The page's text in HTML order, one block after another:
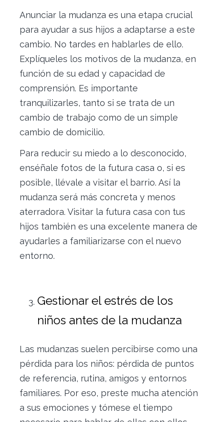
Anunciar la mudanza es una etapa crucial
para ayudar a sus hijos a adaptarse a este
cambio. No tardes en hablarles de ello.
Explíqueles los motivos de la mudanza, en
función de su edad y capacidad de
comprensión. Es importante
tranquilizarles, tanto si se trata de un
cambio de trabajo como de un simple
cambio de domicilio.
Para reducir su miedo a lo desconocido,
enséñale fotos de la futura casa o, si es
posible, llévale a visitar el barrio. Así la
mudanza será más concreta y menos
aterradora. Visitar la futura casa con tus
hijos también es una excelente manera de
ayudarles a familiarizarse con el nuevo
entorno.
Gestionar el estrés de los
niños antes de la mudanza
Las mudanzas suelen percibirse como una
pérdida para los niños: pérdida de puntos
de referencia, rutina, amigos y entornos
familiares. Por eso, preste mucha atención
a sus emociones y tómese el tiempo